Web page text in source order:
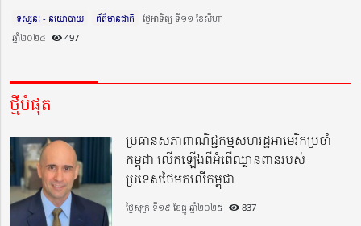
ទស្សនៈ - នយោបាយ ព័ត៌មានជាតិ
ថ្ងៃអាទិត្យ ទី១១ ខែសីហា
ឆ្នាំ២០២៤​
497
ថ្មីបំផុត
ប្រធានសភាពាណិជ្ជកម្មសហរដ្ឋអាមេរិកប្រចាំ
កម្ពុជា លើកឡើងពីអំពើឈ្លានពានរបស់
ប្រទេសថៃមកលើកម្ពុជា
ថ្ងៃសុក្រ ទី១៩ ខែធ្នូ ឆ្នាំ២០២៥ 837